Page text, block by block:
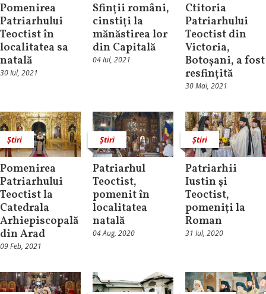
Pomenirea
Patriarhului
Teoctist în
localitatea sa
natală
30 Iul, 2021
Sfinţii români,
cinstiţi la
mănăstirea lor
din Capitală
04 Iul, 2021
Ctitoria
Patriarhului
Teoctist din
Victoria,
Botoșani, a fost
resfințită
30 Mai, 2021
Știri
Pomenirea
Patriarhului
Teoctist la
Catedrala
Arhiepiscopală
din Arad
09 Feb, 2021
Știri
Patriarhul
Teoctist,
pomenit în
localitatea
natală
04 Aug, 2020
Știri
Patriarhii
Iustin şi
Teoctist,
pomeniţi la
Roman
31 Iul, 2020